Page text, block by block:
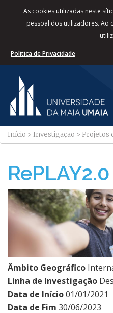
As cookies utilizadas neste
pessoal dos utilizadores. Ao
Politica de Privacidade
Início > Investigação > Projetos
RePLAY2.0
Âmbito Geográfico
Linha de Investigação
Data de Início01/01/2021
Data de Fim 30/06/2023